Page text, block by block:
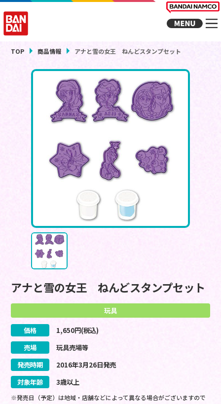
TOP 商品情報 アナと雪の女王 ねんどスタンプセット
アナと雪の女王 ねんどスタンプセット
玩具
価格 1,650円(税込)
売場
玩具売場等
発売時期
2016年3月26日発売
対象年齢
3歳以上
※発売日（予定）は地域・店舗などによって異なる場合がございますので